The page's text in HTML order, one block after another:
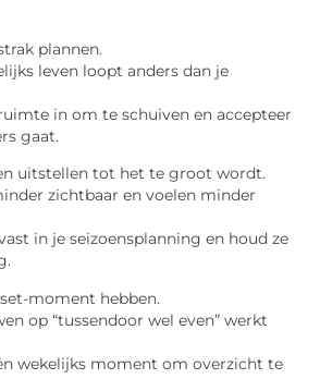
plannen.
leven loopt anders dan je
in om te schuiven en accepteer
gaat.
uitstellen tot het te groot wordt.
zichtbaar en voelen minder
in je seizoensplanning en houd ze
moment hebben.
op “tussendoor wel even” werkt
wekelijks moment om overzicht te